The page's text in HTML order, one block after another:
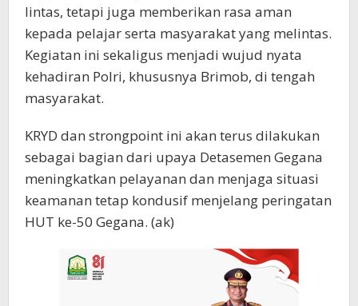
lintas, tetapi juga memberikan rasa aman
kepada pelajar serta masyarakat yang melintas.
Kegiatan ini sekaligus menjadi wujud nyata
kehadiran Polri, khususnya Brimob, di tengah
masyarakat.
KRYD dan strongpoint ini akan terus dilakukan
sebagai bagian dari upaya Detasemen Gegana
meningkatkan pelayanan dan menjaga situasi
keamanan tetap kondusif menjelang peringatan
HUT ke-50 Gegana. (ak)